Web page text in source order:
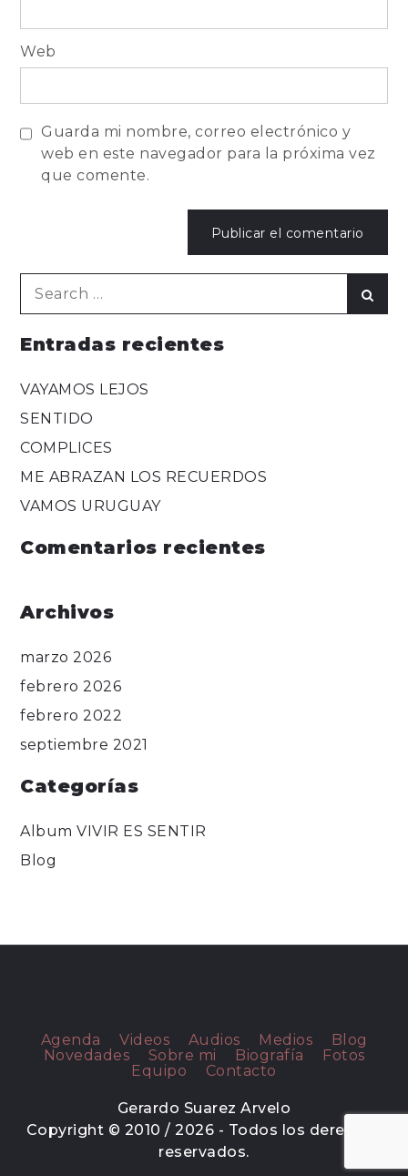
Web
Guarda mi nombre, correo electrónico y
web en este navegador para la próxima vez
que comente.
Entradas recientes
VAYAMOS LEJOS
SENTIDO
COMPLICES
ME ABRAZAN LOS RECUERDOS
VAMOS URUGUAY
Comentarios recientes
Archivos
marzo 2026
febrero 2026
febrero 2022
septiembre 2021
Categorías
Album VIVIR ES SENTIR
Blog
Agenda Videos Audios Medios
Blog
Novedades
Sobre mi Biografía
Fotos
Equipo
Contacto
Gerardo Suarez Arvelo
Copyright © 2010 / 2026 - Todos los derechos
reservados.